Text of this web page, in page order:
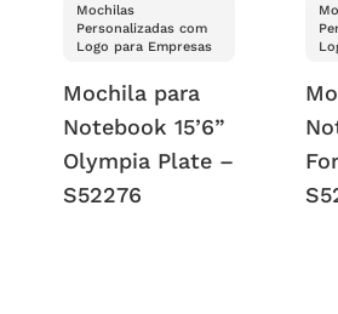
Mochilas
Personalizadas com
Logo para Empresas
Mochila para
Notebook 15’6”
Olympia Plate –
S52276